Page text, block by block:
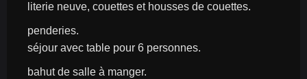
literie neuve, couettes et housses de couettes.
penderies.
séjour avec table pour 6 personnes.
bahut de salle à manger.